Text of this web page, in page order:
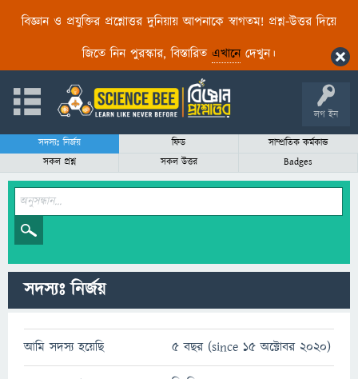
বিজ্ঞান ও প্রযুক্তির প্রশ্নোত্তর দুনিয়ায় আপনাকে স্বাগতম! প্রশ্ন-উত্তর দিয়ে
জিতে নিন পুরস্কার, বিস্তারিত এখানেদেখুন।
লগ ইন
সদস্যঃ নির্জয় ফিড
সাম্প্রতিক কর্মকান্ড
সকল প্রশ্ন
সকল উত্তর Badges
সদস্যঃ নির্জয়
আমি সদস্য হয়েছি 5 বছর (since 15 অক্টোবর 2020)